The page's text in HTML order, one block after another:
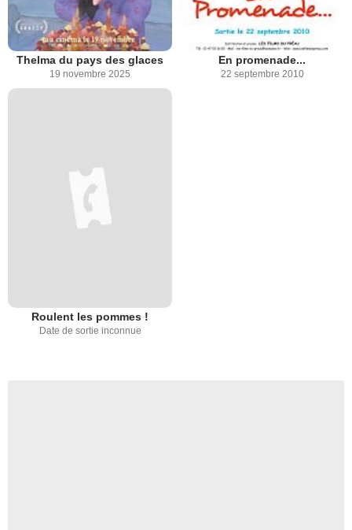
Thelma du pays des glaces
19 novembre 2025
En promenade...
22 septembre 2010
Roulent les pommes !
Date de sortie inconnue